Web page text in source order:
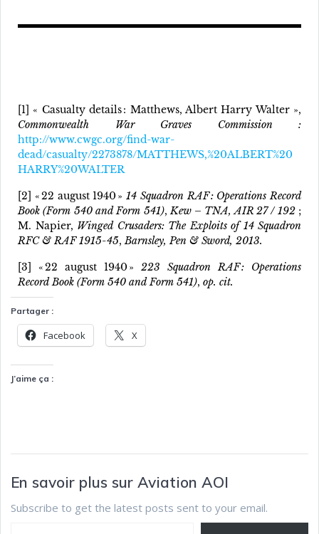
[1] « Casualty details : Matthews, Albert Harry Walter »,
Commonwealth War Graves Commission :
http://www.cwgc.org/find-war-
dead/casualty/2273878/MATTHEWS,%20ALBERT%20
HARRY%20WALTER
[2] « 22 august 1940 » 14 Squadron RAF : Operations Record
Book (Form 540 and Form 541),Kew – TNA, AIR 27 / 192 ;
M. Napier, Winged Crusaders: The Exploits of 14 Squadron
RFC & RAF 1915-45,Barnsley, Pen & Sword, 2013.
[3] « 22 august 1940 » 223 Squadron RAF : Operations
Record Book (Form 540 and Form 541), op. cit.
Partager :
Facebook X
J’aime ça :
En savoir plus sur Aviation AOI
Subscribe to get the latest posts sent to your email.